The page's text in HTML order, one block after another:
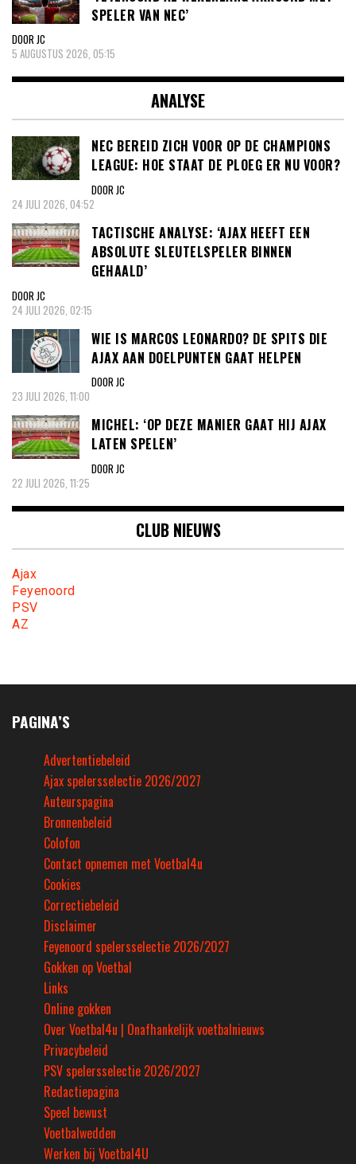
SPELER VAN NEC’
DOOR JC
5 AUGUSTUS 2026, 05:15
ANALYSE
NEC BEREID ZICH VOOR OP DE CHAMPIONS
LEAGUE: HOE STAAT DE PLOEG ER NU VOOR?
DOOR JC
24 JULI 2026, 04:52
TACTISCHE ANALYSE: ‘AJAX HEEFT EEN
ABSOLUTE SLEUTELSPELER BINNEN
GEHAALD’
DOOR JC
24 JULI 2026, 02:15
WIE IS MARCOS LEONARDO? DE SPITS DIE
AJAX AAN DOELPUNTEN GAAT HELPEN
DOOR JC
23 JULI 2026, 11:00
MICHEL: ‘OP DEZE MANIER GAAT HIJ AJAX
LATEN SPELEN’
DOOR JC
22 JULI 2026, 11:25
CLUB NIEUWS
Ajax
Feyenoord
PSV
AZ
PAGINA’S
Advertentiebeleid
Ajax spelersselectie 2026/2027
Auteurspagina
Bronnenbeleid
Colofon
Contact opnemen met Voetbal4u
Cookies
Correctiebeleid
Disclaimer
Feyenoord spelersselectie 2026/2027
Gokken op Voetbal
Links
Online gokken
Over Voetbal4u | Onafhankelijk voetbalnieuws
Privacybeleid
PSV spelersselectie 2026/2027
Redactiepagina
Speel bewust
Voetbalwedden
Werken bij Voetbal4U